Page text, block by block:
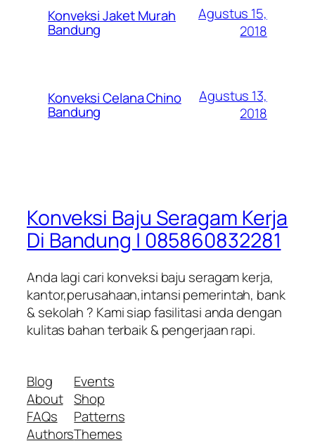
Konveksi Jaket Murah
Bandung
Agustus 15,
2018
Konveksi Celana Chino
Bandung
Agustus 13,
2018
Konveksi Baju Seragam Kerja
Di Bandung | 085860832281
Anda lagi cari konveksi baju seragam kerja,
kantor,perusahaan,intansi pemerintah, bank
& sekolah ? Kami siap fasilitasi anda dengan
kulitas bahan terbaik & pengerjaan rapi.
Blog
About
FAQs
Authors
Events
Shop
Patterns
Themes